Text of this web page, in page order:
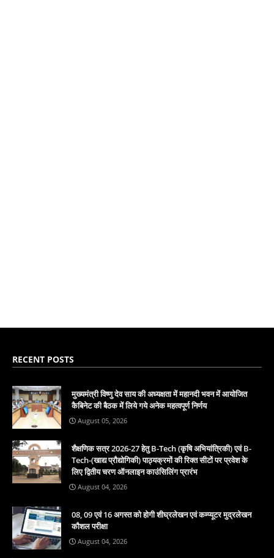
RECENT POSTS
मुख्यमंत्री विष्णु देव साय की अध्यक्षता में महानदी भवन में आयोजित
कैबिनेट की बैठक में लिये गये अनेक महत्वपूर्ण निर्णय
August 05, 2026
शैक्षणिक सत्र 2026-27 हेतु B-Tech (कृषि अभियांत्रिकी) एवं B-
Tech-(खाद्य प्रौद्योगिकी) पाठ्यक्रमों की रिक्त सीटों पर प्रवेश के
लिए द्वितीय चरण ऑनलाइन काउंसिलिंग प्रारंभ
August 04, 2026
08, 09 एवं 16 अगस्त को होगी शीघ्रलेखन एवं कम्प्यूटर मुद्रलेखन
कौशल परीक्षा
August 04, 2026